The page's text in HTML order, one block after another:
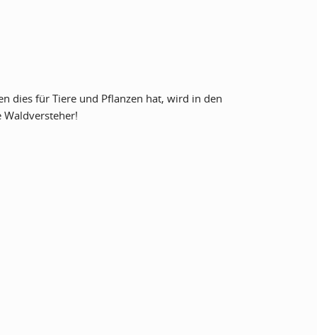
dies für Tiere und Pflanzen hat, wird in den